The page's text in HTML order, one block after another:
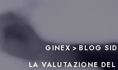
GINEX>BLOG
LA VALUTAZIONE DEL